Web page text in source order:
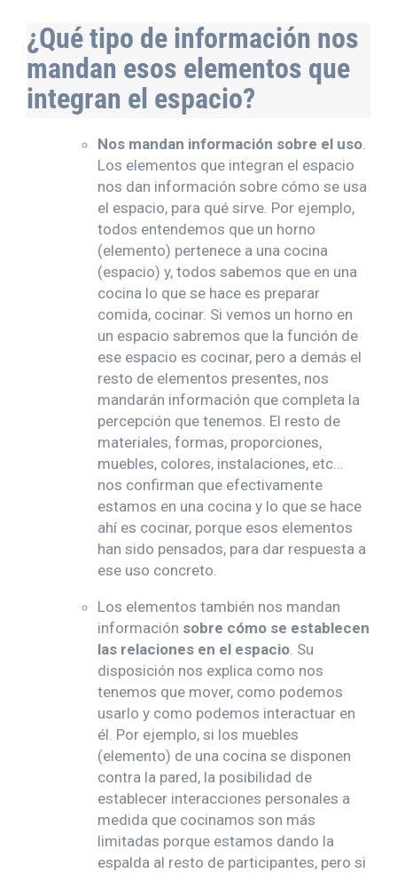
¿Qué tipo de información nos
mandan esos elementos que
integran el espacio?
Nos mandan información sobre el uso
Los elementos que integran el espacio
nos dan información sobre cómo se usa
el espacio, para qué sirve. Por ejemplo,
todos entendemos que un horno
(elemento) pertenece a una cocina
(espacio) y, todos sabemos que en una
cocina lo que se hace es preparar
comida, cocinar. Si vemos un horno en
un espacio sabremos que la función de
ese espacio es cocinar, pero a demás el
resto de elementos presentes, nos
mandarán información que completa la
percepción que tenemos. El resto de
materiales, formas, proporciones,
muebles, colores, instalaciones, etc…
nos confirman que efectivamente
estamos en una cocina y lo que se hace
ahí es cocinar, porque esos elementos
han sido pensados, para dar respuesta a
ese uso concreto.
Los elementos también nos mandan
información sobre cómo se establecen
las relaciones en el espacio . Su
disposición nos explica como nos
tenemos que mover, como podemos
usarlo y como podemos interactuar en
él. Por ejemplo, si los muebles
(elemento) de una cocina se disponen
contra la pared, la posibilidad de
establecer interacciones personales a
medida que cocinamos son más
limitadas porque estamos dando la
espalda al resto de participantes, pero si